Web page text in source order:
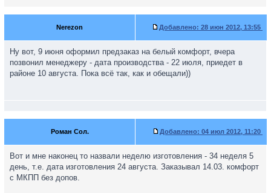
Nerezon Добавлено: 28 июн 2012, 13:55
Ну вот, 9 июня оформил предзаказ на белый комфорт, вчера
позвонил менеджеру - дата производства - 22 июля, приедет в
районе 10 августа. Пока всё так, как и обещали))
Роман Сол. Добавлено: 04 июл 2012, 11:20
Вот и мне наконец то назвали неделю изготовления - 34 неделя 5
день, т.е. дата изготовления 24 августа. Заказывал 14.03. комфорт
с МКПП без допов.